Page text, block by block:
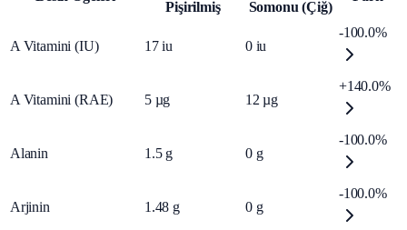
Pişirilmiş Somonu (Çiğ)
A Vitamini (IU) 17 iu 0 iu
-100.0%
A Vitamini (RAE) 5 µg 12 µg
+140.0%
Alanin 1.5 g 0 g
-100.0%
Arjinin 1.48 g 0 g
-100.0%